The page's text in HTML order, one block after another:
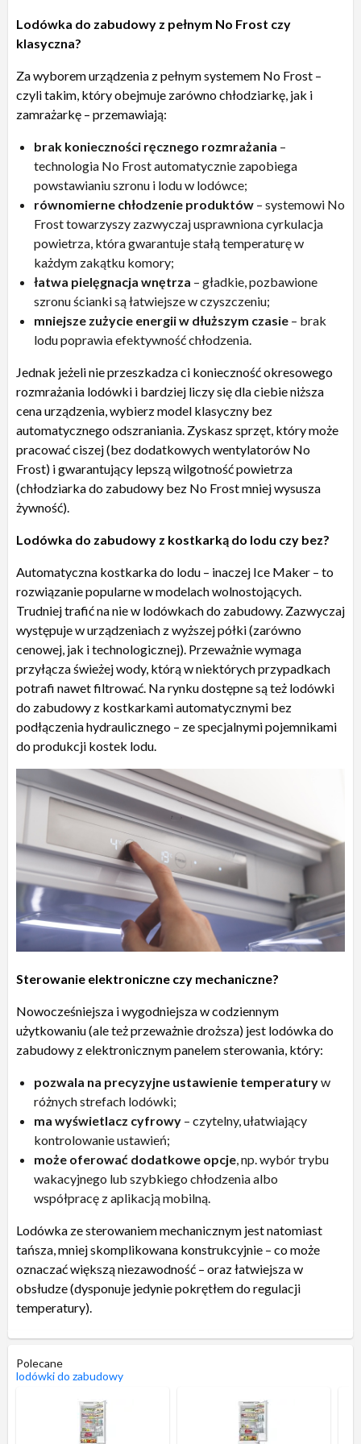
Lodówka do zabudowy z pełnym No Frost czy
klasyczna?
Za wyborem urządzenia z pełnym systemem No Frost –
czyli takim, który obejmuje zarówno chłodziarkę, jak i
zamrażarkę – przemawiają:
brak konieczności ręcznego rozmrażania –
technologia No Frost automatycznie zapobiega
powstawianiu szronu i lodu w lodówce;
równomierne chłodzenie produktów – systemowi No
Frost towarzyszy zazwyczaj usprawniona cyrkulacja
powietrza, która gwarantuje stałą temperaturę w
każdym zakątku komory;
łatwa pielęgnacja wnętrza – gładkie, pozbawione
szronu ścianki są łatwiejsze w czyszczeniu;
mniejsze zużycie energii w dłuższym czasie – brak
lodu poprawia efektywność chłodzenia.
Jednak jeżeli nie przeszkadza ci konieczność okresowego
rozmrażania lodówki i bardziej liczy się dla ciebie niższa
cena urządzenia, wybierz model klasyczny bez
automatycznego odszraniania. Zyskasz sprzęt, który może
pracować ciszej (bez dodatkowych wentylatorów No
Frost) i gwarantujący lepszą wilgotność powietrza
(chłodziarka do zabudowy bez No Frost mniej wysusza
żywność).
Lodówka do zabudowy z kostkarką do lodu czy bez?
Automatyczna kostkarka do lodu – inaczej Ice Maker – to
rozwiązanie popularne w modelach wolnostojących.
Trudniej trafić na nie w lodówkach do zabudowy. Zazwyczaj
występuje w urządzeniach z wyższej półki (zarówno
cenowej, jak i technologicznej). Przeważnie wymaga
przyłącza świeżej wody, którą w niektórych przypadkach
potrafi nawet filtrować. Na rynku dostępne są też lodówki
do zabudowy z kostkarkami automatycznymi bez
podłączenia hydraulicznego – ze specjalnymi pojemnikami
do produkcji kostek lodu.
Sterowanie elektroniczne czy mechaniczne?
Nowocześniejsza i wygodniejsza w codziennym
użytkowaniu (ale też przeważnie droższa) jest lodówka do
zabudowy z elektronicznym panelem sterowania, który:
pozwala na precyzyjne ustawienie temperaturyw
różnych strefach lodówki;
ma wyświetlacz cyfrowy – czytelny, ułatwiający
kontrolowanie ustawień;
może oferować dodatkowe opcje , np. wybór trybu
wakacyjnego lub szybkiego chłodzenia albo
współpracę z aplikacją mobilną.
Lodówka ze sterowaniem mechanicznym jest natomiast
tańsza, mniej skomplikowana konstrukcyjnie – co może
oznaczać większą niezawodność – oraz łatwiejsza w
obsłudze (dysponuje jedynie pokrętłem do regulacji
temperatury).
Polecane
lodówki do zabudowy